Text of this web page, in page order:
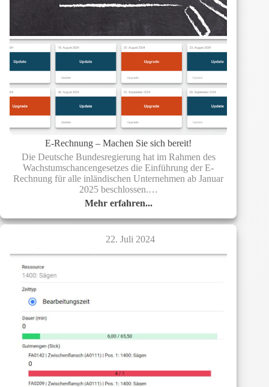
E-Rechnung – Machen Sie sich bereit!
Die Deutsche Bundesregierung hat im Rahmen des
Wachstumschancengesetzes die Einführung der E-
Rechnung für alle inländischen Unternehmen ab Januar
2025 beschlossen.…
Mehr erfahren...
E-
Rechnung
Machen22. Juli 2024